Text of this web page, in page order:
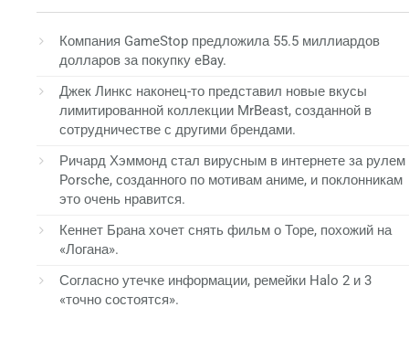
Компания GameStop предложила 55.5 миллиардов
долларов за покупку eBay.
Джек Линкс наконец-то представил новые вкусы
лимитированной коллекции MrBeast, созданной в
сотрудничестве с другими брендами.
Ричард Хэммонд стал вирусным в интернете за рулем
Porsche, созданного по мотивам аниме, и поклонникам
это очень нравится.
Кеннет Брана хочет снять фильм о Торе, похожий на
«Логана».
Согласно утечке информации, ремейки Halo 2 и 3
«точно состоятся».